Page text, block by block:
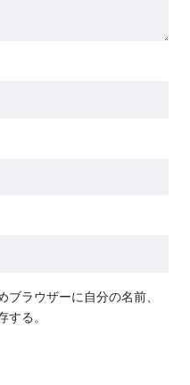
ラウザーに自分の名前、
する。